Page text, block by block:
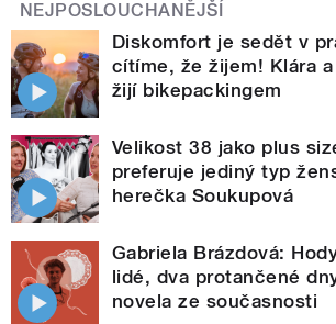
NEJPOSLOUCHANĚJŠÍ
Diskomfort je sedět v
cítíme, že žijem! Klára
žijí bikepackingem
Velikost 38 jako plus
preferuje jediný typ
herečka Soukupová
Gabriela Brázdová:
lidé, dva protančené
novela ze současnosti